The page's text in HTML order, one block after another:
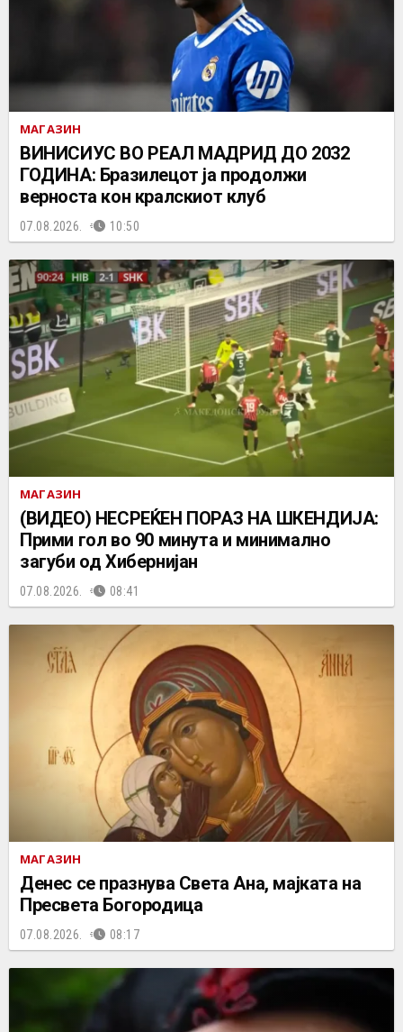
МАГАЗИН
ВИНИСИУС ВО РЕАЛ МАДРИД ДО 2032
ГОДИНА: Бразилецот ја продолжи
верноста кон кралскиот клуб
07.08.2026. 10:50
МАГАЗИН
(ВИДЕО) НЕСРЕЌЕН ПОРАЗ НА ШКЕНДИЈА:
Прими гол во 90 минута и минимално
загуби од Хибернијан
07.08.2026. 08:41
МАГАЗИН
Денес се празнува Света Ана, мајката на
Пресвета Богородица
07.08.2026. 08:17